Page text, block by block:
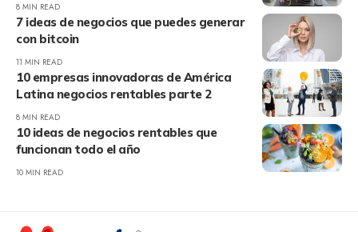
8 MIN READ
7 ideas de negocios que puedes generar
con bitcoin
11 MIN READ
10 empresas innovadoras de América
Latina negocios rentables parte 2
8 MIN READ
10 ideas de negocios rentables que
funcionan todo el año
10 MIN READ